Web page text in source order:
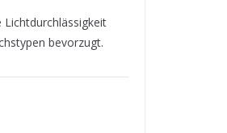
Lichtdurchlässigkeit
bevorzugt.